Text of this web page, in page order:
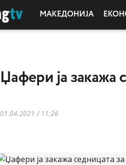
МАКЕДОНИЈА
Џафери ја закажа
01.04.2021 / 11:26